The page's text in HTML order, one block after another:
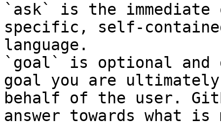
`ask` is the
specific, self-
language.
`goal` is optional and
goal you are
behalf of the user.
answer towards what